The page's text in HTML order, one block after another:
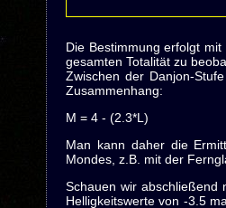
Die Bestimmung erfolgt
gesamten Totalität zu
Zwischen der Danjon-
Zusammenhang:
M = 4 - (2.3*L)
Man kann daher die
Mondes, z.B. mit der
Schauen wir
Helligkeitswerte von -3.5